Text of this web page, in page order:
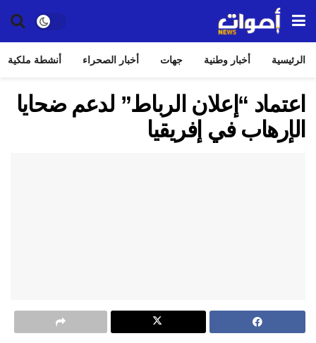
الرئيسية أخبار وطنية جهات أخبار الصحراء أنشطة ملكية
اعتماد “إعلان الرباط” لدعم ضحايا
الإرهاب في إفريقيا